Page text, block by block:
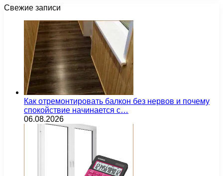
Свежие записи
Как отремонтировать балкон без нервов и почему
спокойствие начинается с…
06.08.2026